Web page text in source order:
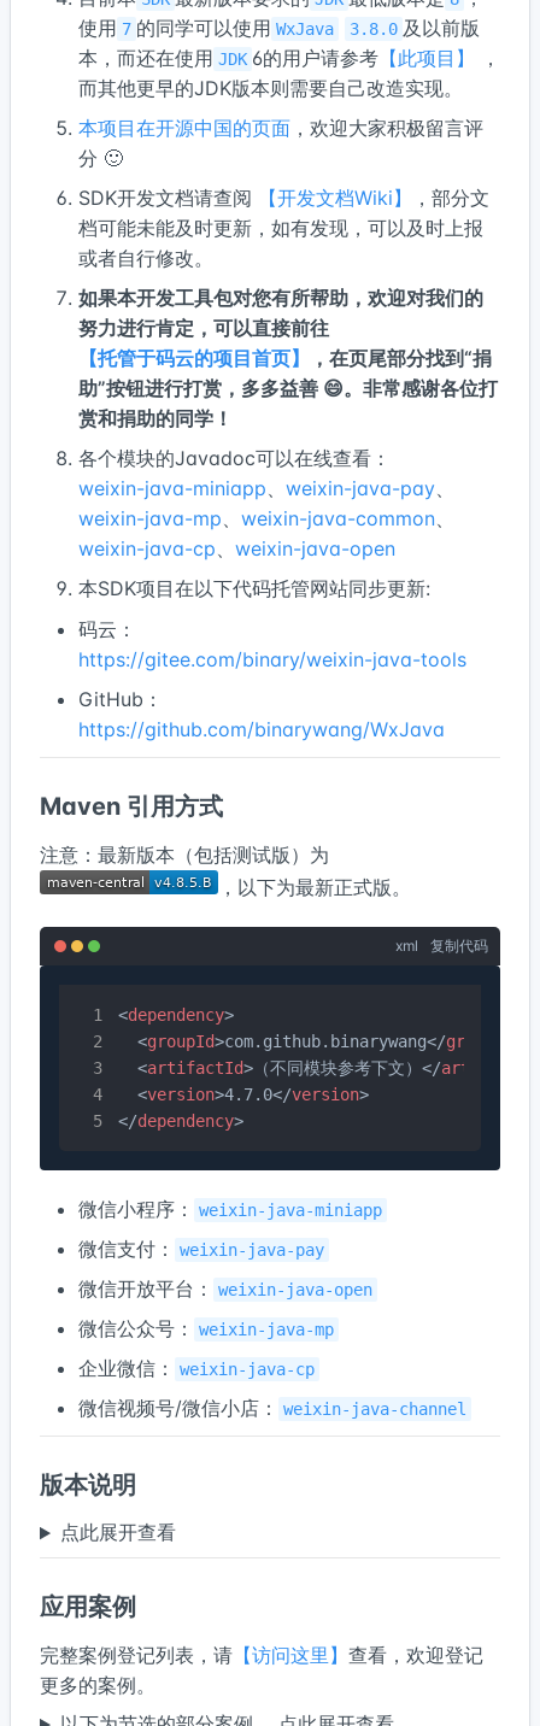
使用 7 的同学可以使用 WxJava 3.8.0 及以前版
本，而还在使用 JDK 6的用户请参考 【此项目】
，
而其他更早的JDK版本则需要自己改造实现。
本项目在开源中国的页面 ，欢迎大家积极留言评
分 🙂
SDK开发文档请查阅
【开发文档Wiki】
，部分文
档可能未能及时更新，如有发现，可以及时上报
或者自行修改。
如果本开发工具包对您有所帮助，欢迎对我们的
努力进行肯定，可以直接前往
【托管于码云的项目首页】
，在页尾部分找到“捐
助”按钮进行打赏，多多益善 😄。非常感谢各位打
赏和捐助的同学！
各个模块的Javadoc可以在线查看：
weixin-java-miniapp
weixin-java-pay
weixin-java-mp
weixin-java-common
weixin-java-cp
weixin-java-open
本SDK项目在以下代码托管网站同步更新:
码云：
https://gitee.com/binary/weixin-java-tools
GitHub：
https://github.com/binarywang/WxJava
Maven 引用方式
注意：最新版本（包括测试版）为
，以下为最新正式版。
xml 复制代码
<dependency>
<groupId>com.github.binarywang</groupId
<artifactId> （不同模块参考下文） </artifactId
<version>4.7.0</version>
</dependency>
微信小程序： weixin-java-miniapp
微信支付： weixin-java-pay
微信开放平台： weixin-java-open
微信公众号： weixin-java-mp
企业微信： weixin-java-cp
微信视频号/微信小店： weixin-java-channel
版本说明
点此展开查看
应用案例
完整案例登记列表，请 【访问这里】 查看，欢迎登记
更多的案例。